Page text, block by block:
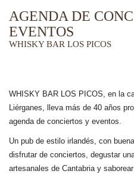
AGENDA DE
EVENTOS
WHISKY BAR LOS PICOS
WHISKY BAR LOS PICOS, en la
Liérganes, lleva más de 40 años
agenda de conciertos y eventos.
Un pub de estilo irlandés, con
disfrutar de conciertos, degustar
artesanales de Cantabria y